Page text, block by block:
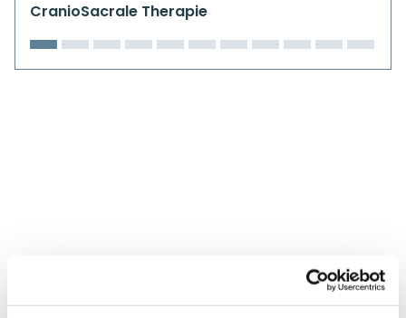
CranioSacrale Therapie
Kursorte mit Kursangeboten